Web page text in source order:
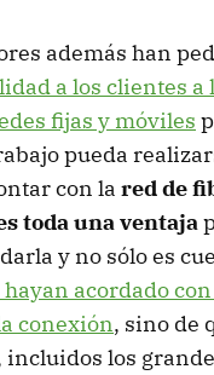
además han
a los clientes a
fijas y móviles
pueda
con la red de
toda una ventaja
y no sólo es
acordado
conexión, sino de
los